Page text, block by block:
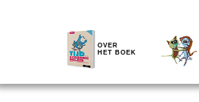
OVER
HET BOEK